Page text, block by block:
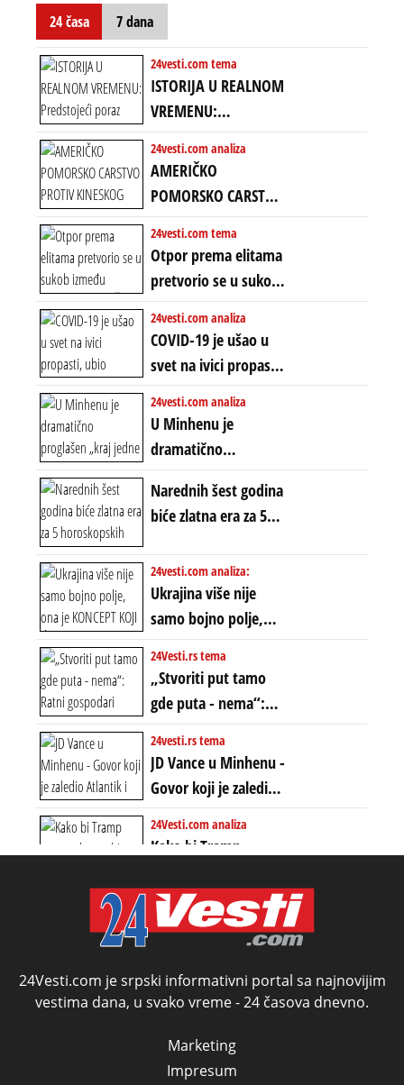
TREĆI MANDAT -
uprkos 22.
amandmanu
24 časa 7 dana
24vesti.com tema
ISTORIJA U REALNOM
VREMENU:
Predstojeći poraz
Amerike u Iranu
uvodi eru
energetskog haosa,
finansijskih
previranja i kolapsa
starog poretka
24vesti.com analiza
AMERIČKO
POMORSKO CARSTVO
PROTIV KINESKOG
KOPNENOG SVETA:
Rat u Iranu je rat za
globalne preferencije
24vesti.com tema
Otpor prema elitama
pretvorio se u sukob
između običnih ljudi:
ZAŠTO SE DEŠAVA
EKSTREMNA
POLARIZACIJA?
24vesti.com analiza
COVID-19 je ušao u
svet na ivici propasti,
ubio milione, ali je
spasao sistem
24vesti.com analiza
U Minhenu je
dramatično
proglašen „kraj jedne
ere“, ali sa
dvostrukom
neistinom: forma te
ere završila se na
istom mestu, ali
prošle godine
Narednih šest godina
biće zlatna era za 5
znakova: Stiže lavina
novca i bogatstva
24vesti.com analiza:
Ukrajina više nije
samo bojno polje,
ona je KONCEPT KOJI
ĆE RASPASTI CEO
ZAPADNI SVET
24Vesti.rs tema
„Stvoriti put tamo
gde puta - nema“:
Ratni gospodari
plaču za starim
poretkom... Bez
ikakve realpolitike u
njima, oni su sada
nebitni kao Zelenski
24vesti.rs tema
JD Vance u Minhenu -
Govor koji je zaledio
Atlantik i duboko
šokirao Evropu (ceo
24Vesti.com analiza
Kako bi Tramp
TREĆI MANDAT -
uprkos 22.
24Vesti.com je srpski informativni portal sa najnovijim
vestima dana, u svako vreme - 24 časova dnevno.
Marketing
Impresum